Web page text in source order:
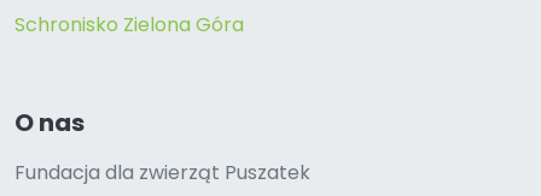
Schronisko Zielona Góra
O nas
Fundacja dla zwierząt Puszatek